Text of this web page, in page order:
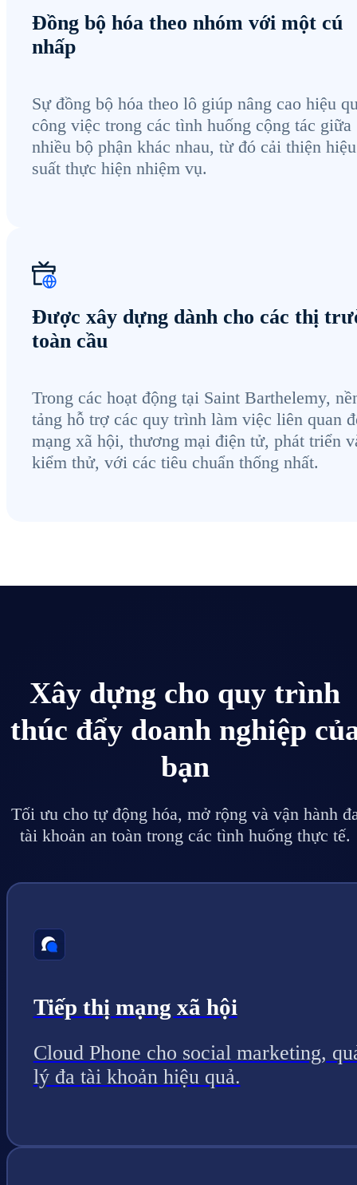
Đồng bộ hóa theo nhóm với một cú
nhấp
Sự đồng bộ hóa theo lô giúp nâng cao hiệu
công việc trong các tình huống cộng tác giữa
nhiều bộ phận khác nhau, từ đó cải thiện hiệu
suất thực hiện nhiệm vụ.
Được xây dựng dành cho các thị
toàn cầu
Trong các hoạt động tại Saint Barthelemy,
tảng hỗ trợ các quy trình làm việc liên quan
mạng xã hội, thương mại điện tử, phát triển
kiểm thử, với các tiêu chuẩn thống nhất.
Xây dựng cho quy trình
thúc đẩy doanh nghiệp
bạn
Tối ưu cho tự động hóa, mở rộng và vận hành
tài khoản an toàn trong các tình huống thực tế.
Tiếp thị mạng xã hội
Cloud Phone cho social marketing,
lý đa tài khoản hiệu quả.